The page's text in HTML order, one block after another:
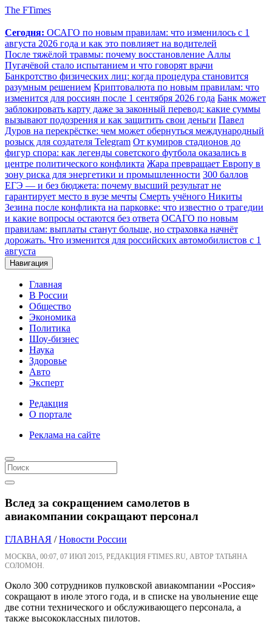
The FTimes
Сегодня: ОСАГО по новым правилам: что изменилось с 1
августа 2026 года и как это повлияет на водителей
После тяжёлой травмы: почему восстановление Аллы
Пугачёвой стало испытанием и что говорят врачи
Банкротство физических лиц: когда процедура становится
разумным решением Криптовалюта по новым правилам: что
изменится для россиян после 1 сентября 2026 года Банк может
заблокировать карту даже за законный перевод: какие суммы
вызывают подозрения и как защитить свои деньги Павел
Дуров на перекрёстке: чем может обернуться международный
розыск для создателя Telegram От кумиров стадионов до
фигур спора: как легенды советского футбола оказались в
центре политического конфликта Жара превращает Европу в
зону риска для энергетики и промышленности 300 баллов
ЕГЭ — и без бюджета: почему высший результат не
гарантирует место в вузе мечты Смерть учёного Никиты
Зезина после конфликта на парковке: что известно о трагедии
и какие вопросы остаются без ответа ОСАГО по новым
правилам: выплаты станут больше, но страховка начнёт
дорожать. Что изменится для российских автомобилистов с 1
августа
Навигация
Главная
В России
Общество
Экономика
Политика
Шоу-бизнес
Наука
Здоровье
Авто
Эксперт
Редакция
О портале
Реклама на сайте
Вслед за сокращением самолетов в
авиакомпании сокращают персонал
ГЛАВНАЯ /Новости России
МОСКВА, 00:07, 07 ИЮЛ 2015, РЕДАКЦИЯ FTIMES.RU, АВТОР ТАТЬЯНА
СОЛОМОН.
Около 300 сотрудников пулковской авиакомпании «Россия»
сокращают в июле этого года, и в списке на увольнение еще
две сотни технического и обслуживающего персонала, а
также высококлассных пилотов.